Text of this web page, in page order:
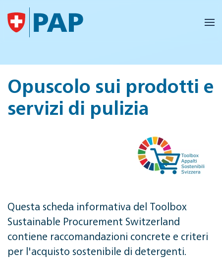
Skip to main content
Opuscolo sui prodotti e
servizi di pulizia
Questa scheda informativa del Toolbox
Sustainable Procurement Switzerland
contiene raccomandazioni concrete e criteri
per l'acquisto sostenibile di detergenti.